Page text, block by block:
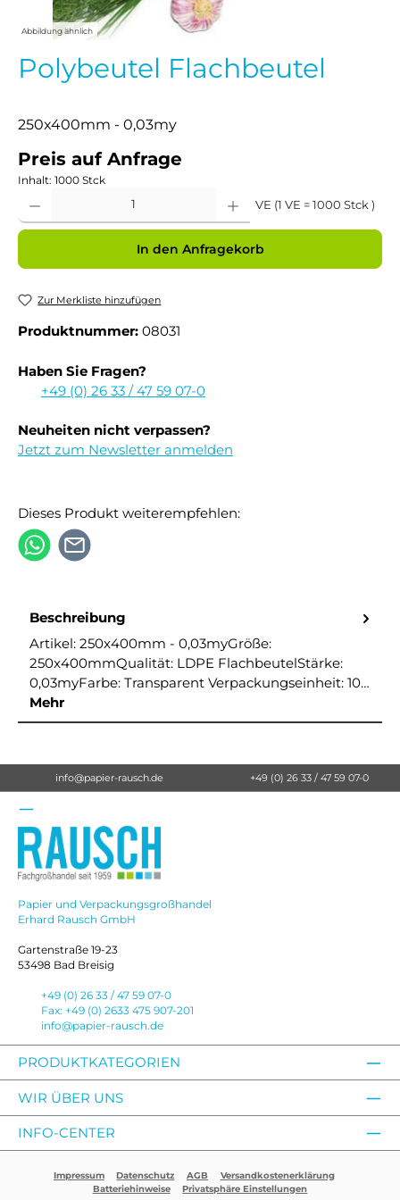
Abbildung ähnlich
Polybeutel Flachbeutel
250x400mm - 0,03my
Preis auf Anfrage
Inhalt: 1000 Stck
VE (1 VE = 1000 Stck )
In den Anfragekorb
Zur Merkliste hinzufügen
Produktnummer: 08031
Haben Sie Fragen?
+49 (0) 26 33 / 47 59 07-0
Neuheiten nicht verpassen?
Jetzt zum Newsletter anmelden
Dieses Produkt weiterempfehlen:
Beschreibung
Artikel: 250x400mm - 0,03myGröße:
250x400mmQualität: LDPE FlachbeutelStärke:
0,03myFarbe: Transparent Verpackungseinheit: 10…
Mehr
info@papier-rausch.de +49 (0) 26 33 / 47 59 07-0
Papier und Verpackungsgroßhandel
Erhard Rausch GmbH
Gartenstraße 19-23
53498 Bad Breisig
+49 (0) 26 33 / 47 59 07-0
Fax: +49 (0) 2633 475 907-201
info@papier-rausch.de
PRODUKTKATEGORIEN
WIR ÜBER UNS
INFO-CENTER
Impressum Datenschutz AGB
Versandkostenerklärung
Batteriehinweise
Privatsphäre Einstellungen